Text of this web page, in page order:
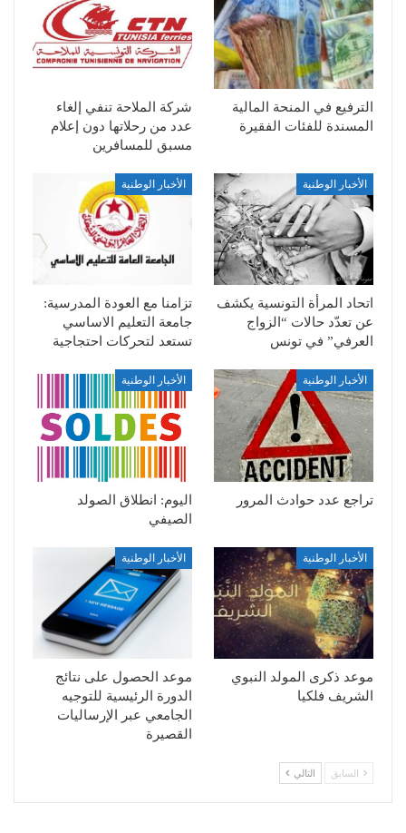
الترفيع في المنحة المالية
المسندة للفئات الفقيرة
شركة الملاحة تنفي إلغاء
عدد من رحلاتها دون إعلام
مسبق للمسافرين
الأخبار الوطنية
اتحاد المرأة التونسية يكشف
عن تعدّد حالات “الزواج
العرفي” في تونس
الأخبار الوطنية
تزامنا مع العودة المدرسية:
جامعة التعليم الاساسي
تستعد لتحركات احتجاجية
الأخبار الوطنية
تراجع عدد حوادث المرور
الأخبار الوطنية
اليوم: انطلاق الصولد
الصيفي
الأخبار الوطنية
موعد ذكرى المولد النبوي
الشريف فلكيا
الأخبار الوطنية
موعد الحصول على نتائج
الدورة الرئيسية للتوجيه
الجامعي عبر الإرساليات
القصيرة
السابق التالي